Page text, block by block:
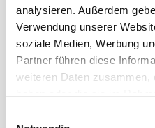
analysieren. Außerdem
Verwendung unserer
soziale Medien, Werbung
Partner führen diese
weiteren Daten zusammen,
Wohnkomfort
Das Untergeschoss des
zusätzlichem Stauraum in
Abstellraum. Hier finden
Badezimmer mit einer
Trockner sind hier